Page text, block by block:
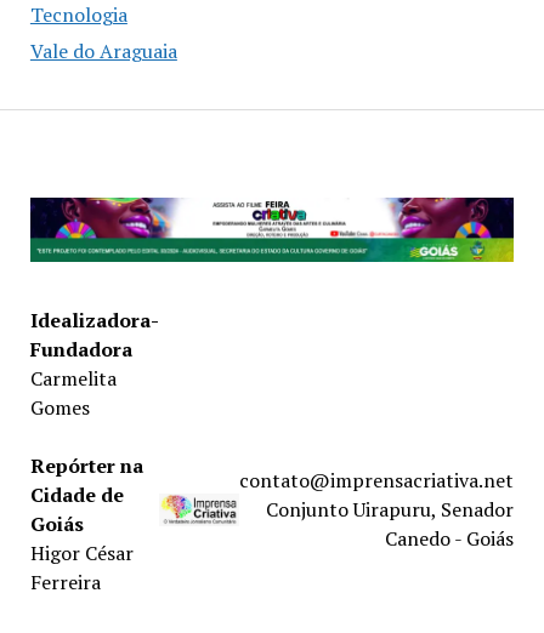
Tecnologia
Vale do Araguaia
Idealizadora-
Fundadora
Carmelita
Gomes
Repórter na
Cidade de
Goiás
Higor César
Ferreira
contato@imprensacriativa.net
Conjunto Uirapuru, Senador
Canedo - Goiás